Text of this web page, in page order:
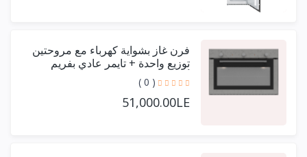
فرن غاز بشواية كهرباء مع مروحتين
توزيع واحدة + تايمر عادي بفريم
أستيل حرف يو 90 سم
( 0 )
51,000.00LE